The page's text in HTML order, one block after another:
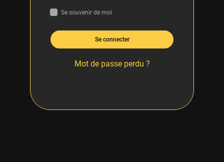
Se souvenir de moi
Se connecter
Mot de passe perdu ?